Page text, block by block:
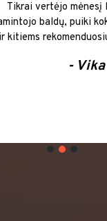
Puikus